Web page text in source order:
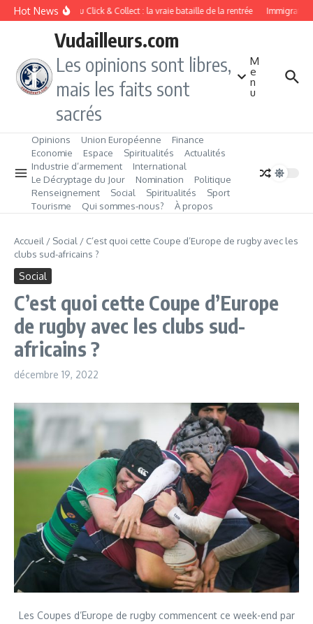
Aller au contenu
Hot NewsDrive ou Click & Collect : la vraie bataille de la rentrée
Vudailleurs.com
Les opinions sont libres,
mais les faits sont
sacrés
M
e
n
u
Opinions Union Européenne
Finance
Economie
Espace Spiritualités
Actualités
Industrie d’armement
International
Le Décryptage du Jour
Nomination
Politique
Renseignement
Social Spiritualités
Sport
Tourisme
Qui sommes‑nous? À propos
Accueil / Social / C’est quoi cette Coupe d’Europe de rugby avec les
clubs sud-africains ?
Social
C’est quoi cette Coupe d’Europe
de rugby avec les clubs sud-
africains ?
décembre 19, 2022
Les Coupes d’Europe de rugby commencent ce week-end par